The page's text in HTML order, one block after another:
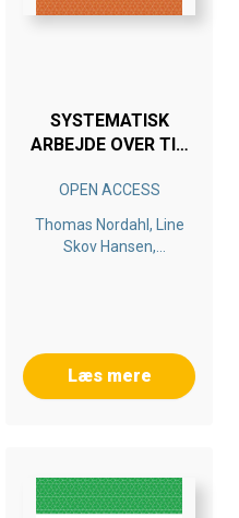
SYSTEMATISK
ARBEJDE OVER TID
OPEN ACCESS
Thomas Nordahl, Line
Skov Hansen,
Læs mere